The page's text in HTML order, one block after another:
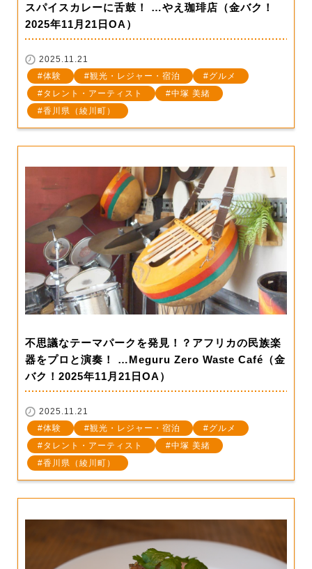
スパイスカレーに舌鼓！ …やえ珈琲店（金バク！
2025年11月21日OA）
2025.11.21
体験
観光・レジャー・宿泊
グルメ
タレント・アーティスト
中塚 美緒
香川県（綾川町）
不思議なテーマパークを発見！？アフリカの民族楽
器をプロと演奏！ …Meguru Zero Waste Café（金
バク！2025年11月21日OA）
2025.11.21
体験
観光・レジャー・宿泊
グルメ
タレント・アーティスト
中塚 美緒
香川県（綾川町）